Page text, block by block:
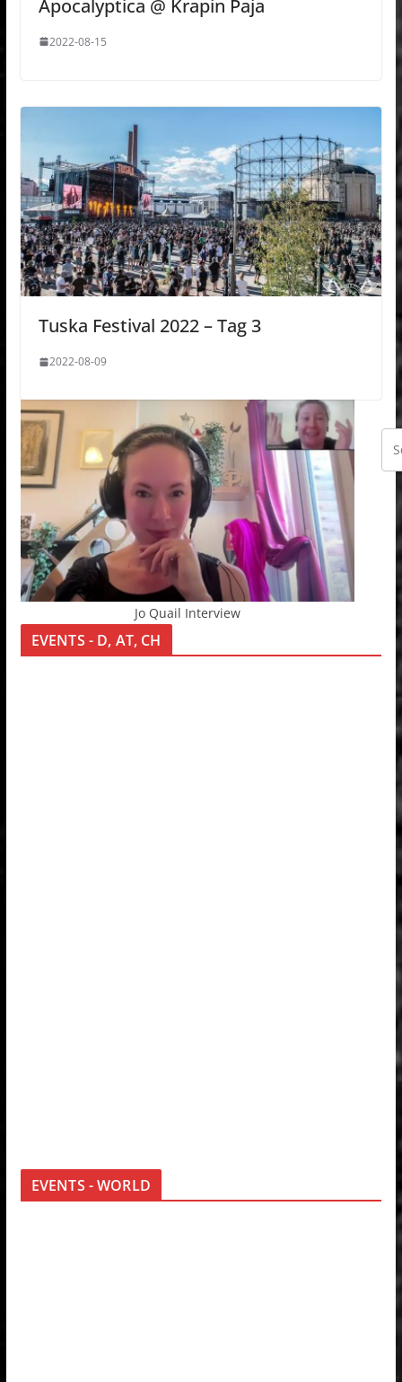
Apocalyptica @ Krapin Paja
2022-08-15
Tuska Festival 2022 – Tag 3
2022-08-09
Jo Quail Interview
EVENTS - D, AT, CH
EVENTS - WORLD